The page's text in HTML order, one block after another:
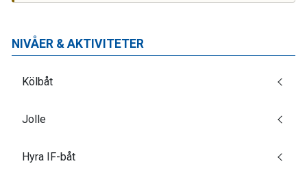
NIVÅER & AKTIVITETER
Kölbåt
Jolle
Hyra IF-båt